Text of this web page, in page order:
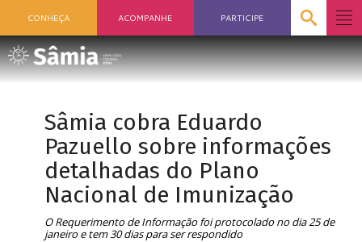
CONHEÇA ACOMPANHE PARTICIPE
Sâmia cobra Eduardo
Pazuello sobre informações
detalhadas do Plano
Nacional de Imunização
O Requerimento de Informação foi protocolado no dia 25 de
janeiro e tem 30 dias para ser respondido